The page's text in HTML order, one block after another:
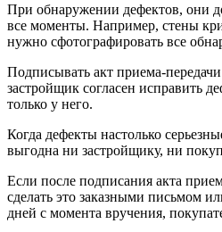
При обнаружении дефектов, они
все моменты. Например, стены
нужно сфотографировать все
Подписывать акт приема-
застройщик согласен исправить
только у него.
Когда дефекты настолько
выгодна ни застройщику, ни
Если после подписания акта
сделать это заказными письмом
дней с момента вручения,